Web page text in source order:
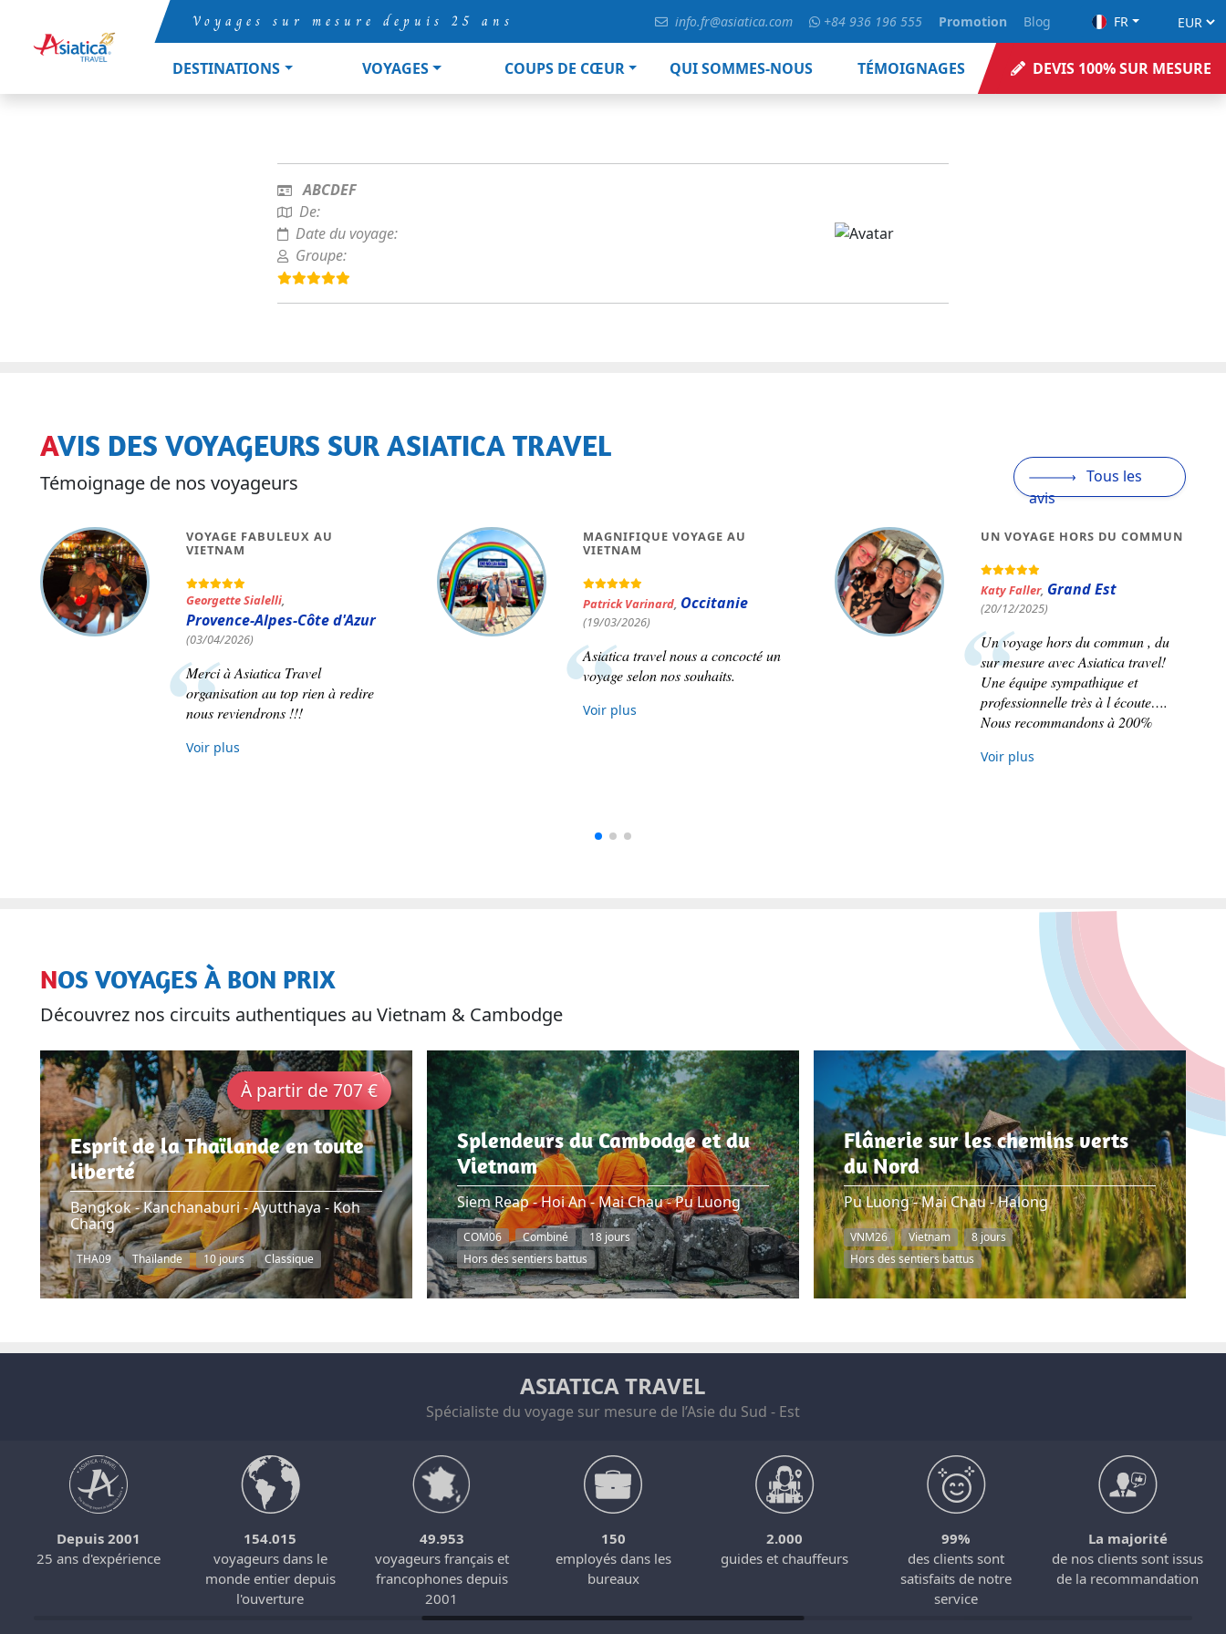
Voyages sur mesure depuis 25 ans info.fr@asiatica.com +84 936 196 555 Promotion Blog FR
DESTINATIONS VOYAGES COUPS DE CŒUR QUI SOMMES-NOUS TÉMOIGNAGES DEVIS 100% SUR MESURE
ABCDEF
De:
Date du voyage:
Groupe:
AVIS DES VOYAGEURS SUR ASIATICA TRAVEL
Témoignage de nos voyageurs
Tous les
avis
VOYAGE FABULEUX AU
VIETNAM
Georgette Sialelli,
Provence-Alpes-Côte d'Azur
(03/04/2026)
Merci à Asiatica Travel
organisation au top rien à redire
nous reviendrons !!!
Voir plus
MAGNIFIQUE VOYAGE AU
VIETNAM
Patrick Varinard, Occitanie
(19/03/2026)
Asiatica travel nous a concocté un
voyage selon nos souhaits.
Voir plus
UN VOYAGE HORS DU COMMUN
Katy Faller, Grand Est
(20/12/2025)
Un voyage hors du commun , du
sur mesure avec Asiatica travel!
Une équipe sympathique et
professionnelle très à l écoute….
Nous recommandons à 200%
Voir plus
NOS VOYAGES À BON PRIX
Découvrez nos circuits authentiques au Vietnam & Cambodge
À partir de 707 €
Esprit de la Thaïlande en toute
liberté
Bangkok - Kanchanaburi - Ayutthaya - Koh
Chang
THA09 Thaïlande 10 jours Classique
Splendeurs du Cambodge et du
Vietnam
Siem Reap - Hoi An - Mai Chau - Pu Luong
COM06 Combiné
18 jours
Hors des sentiers battus
Flânerie sur les chemins verts
du Nord
Pu Luong - Mai Chau - Halong
VNM26 Vietnam
8 jours
Hors des sentiers battus
ASIATICA TRAVEL
Spécialiste du voyage sur mesure de l’Asie du Sud - Est
Depuis 2001
25 ans d'expérience
154.015
voyageurs dans le
monde entier depuis
l'ouverture
49.953
voyageurs français et
francophones depuis
2001
150
employés dans les
bureaux
2.000
guides et chauffeurs
99%
des clients sont
satisfaits de notre
service
La majorité
de nos clients sont issus
de la recommandation